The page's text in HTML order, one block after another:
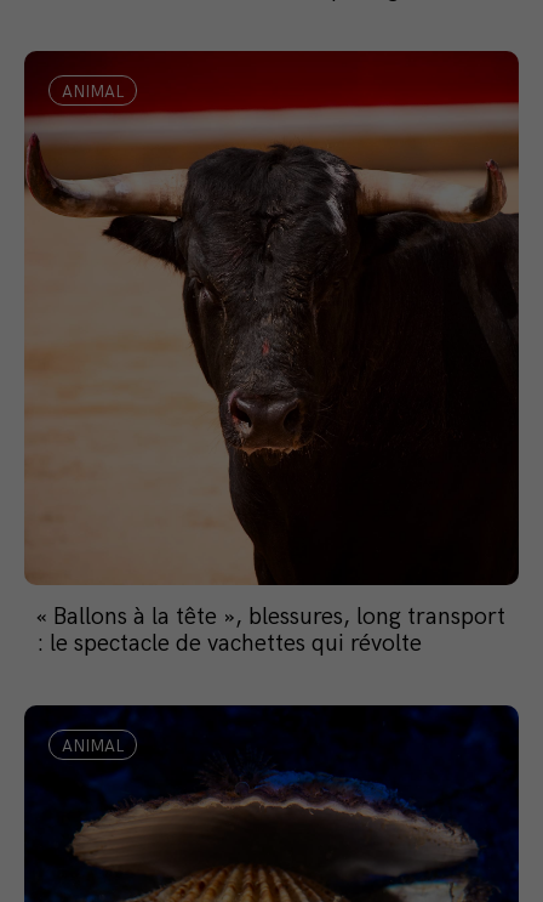
ANIMAL
« Ballons à la tête », blessures, long transport
: le spectacle de vachettes qui révolte
ANIMAL